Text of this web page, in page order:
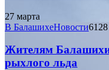
27 марта
В БалашихеНовости6128
Жителям Балашихи
рыхлого льда